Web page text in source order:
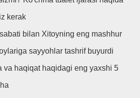
kerak
bilan Xitoyning eng mashhur
sayyohlar tashrif buyurdi
va haqiqat haqidagi eng yaxshi 5